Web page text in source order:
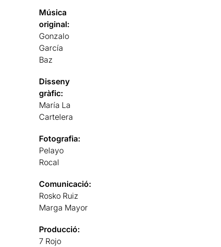
Música
original:
Gonzalo
García
Baz
Disseny
gràfic:
María La
Cartelera
Fotografia:
Pelayo
Rocal
Comunicació:
Rosko Ruiz
Marga Mayor
Producció:
7 Rojo